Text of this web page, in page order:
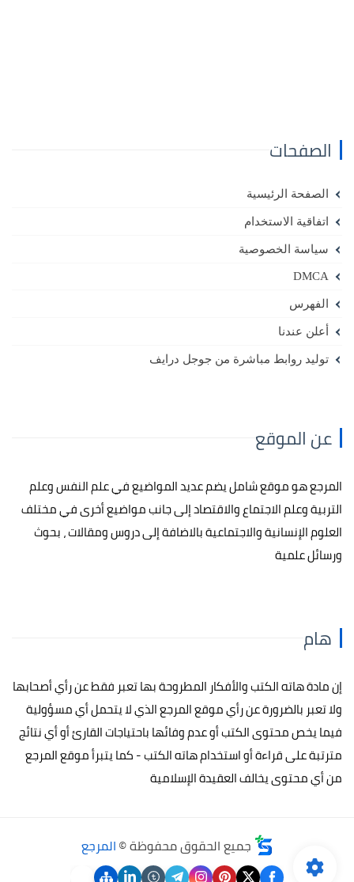
الصفحات
الصفحة الرئيسية
اتفاقية الاستخدام
سياسة الخصوصية
DMCA
الفهرس
أعلن عندنا
توليد روابط مباشرة من جوجل درايف
عن الموقع
المرجع هو موقع شامل يضم عديد المواضيع في علم النفس وعلم
التربية وعلم الاجتماع والاقتصاد إلى جانب مواضيع أخرى في مختلف
العلوم الإنسانية والاجتماعية بالاضافة إلى دروس ومقالات ، بحوث
ورسائل علمية
هام
إن مادة هاته الكتب والأفكار المطروحة بها تعبر فقط عن رأي أصحابها
ولا تعبر بالضرورة عن رأي موقع المرجع الذي لا يتحمل أي مسؤولية
فيما يخص محتوى الكتب أو عدم وفائها باحتياجات القارئ أو أي نتائج
مترتبة على قراءة أو استخدام هاته الكتب - كما يتبرأ موقع المرجع
من أي محتوى يخالف العقيدة الإسلامية
جميع الحقوق محفوظة ©المرجع